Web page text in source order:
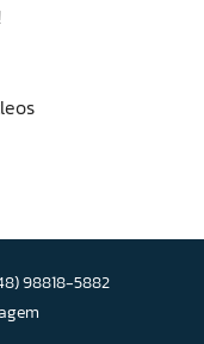
98818-5882